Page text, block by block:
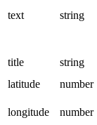
text string
title
string
latitude
number
longitude
number